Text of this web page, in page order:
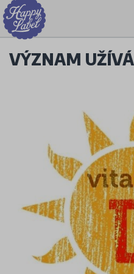
VÝZNAM